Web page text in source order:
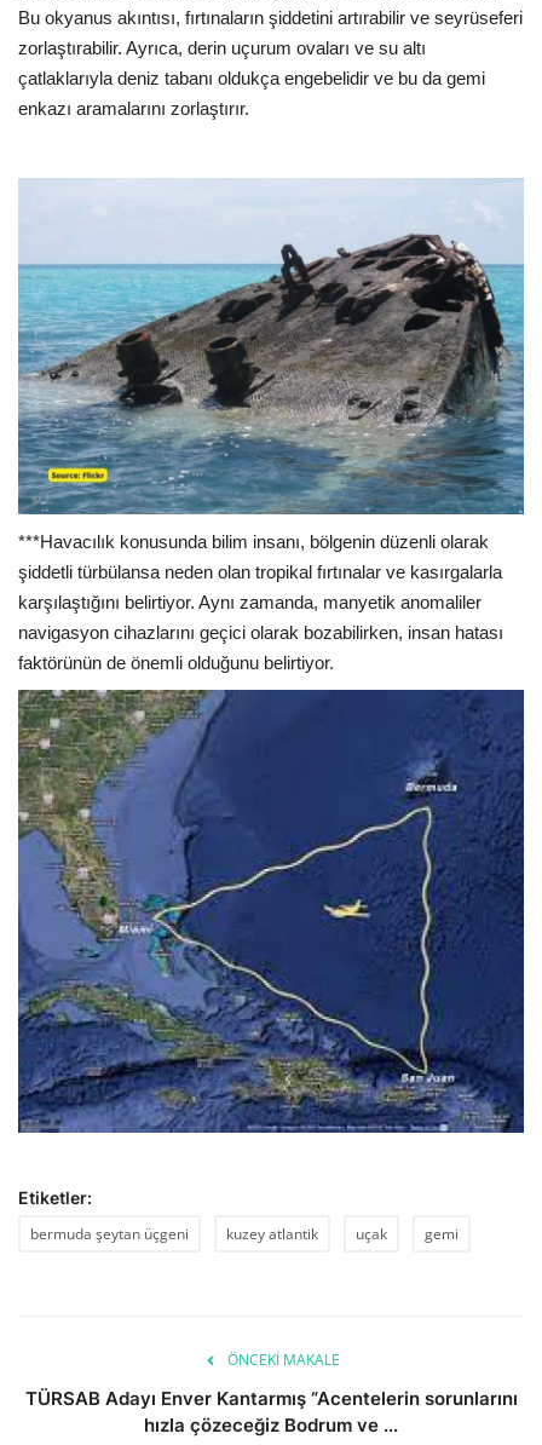
Bu okyanus akıntısı, fırtınaların şiddetini artırabilir ve seyrüseferi
zorlaştırabilir. Ayrıca, derin uçurum ovaları ve su altı
çatlaklarıyla deniz tabanı oldukça engebelidir ve bu da gemi
enkazı aramalarını zorlaştırır.
***Havacılık konusunda bilim insanı, bölgenin düzenli olarak
şiddetli türbülansa neden olan tropikal fırtınalar ve kasırgalarla
karşılaştığını belirtiyor. Aynı zamanda, manyetik anomaliler
navigasyon cihazlarını geçici olarak bozabilirken, insan hatası
faktörünün de önemli olduğunu belirtiyor.
Etiketler:
bermuda şeytan üçgeni
kuzey atlantik uçak gemi
ÖNCEKI MAKALE
TÜRSAB Adayı Enver Kantarmış “Acentelerin sorunlarını
hızla çözeceğiz Bodrum ve ...